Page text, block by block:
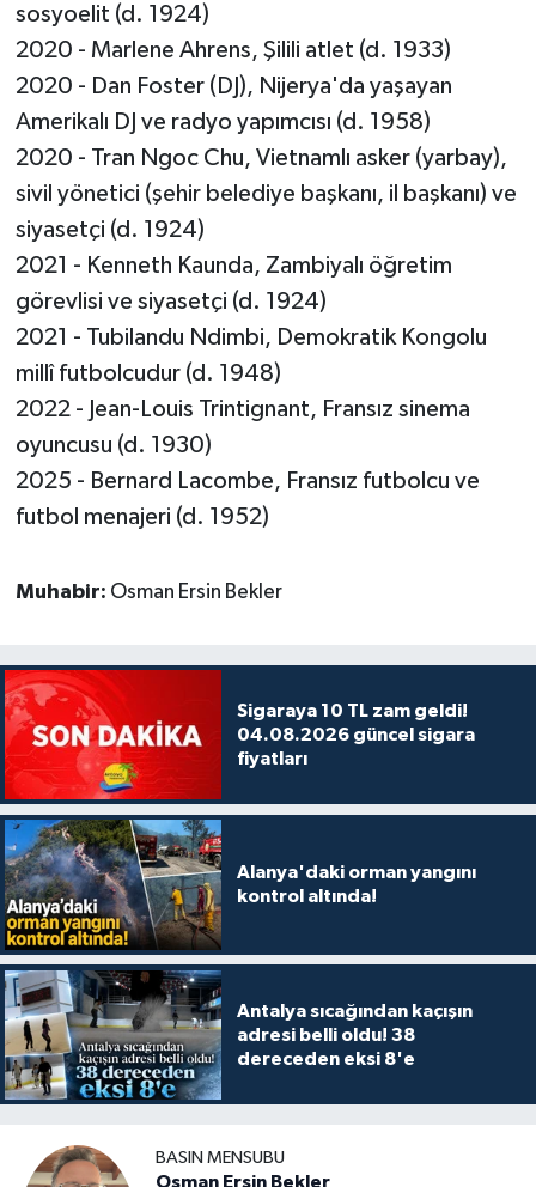
sosyoelit (d. 1924)
2020 - Marlene Ahrens, Şilili atlet (d. 1933)
2020 - Dan Foster (DJ), Nijerya'da yaşayan
Amerikalı DJ ve radyo yapımcısı (d. 1958)
2020 - Tran Ngoc Chu, Vietnamlı asker (yarbay),
sivil yönetici (şehir belediye başkanı, il başkanı) ve
siyasetçi (d. 1924)
2021 - Kenneth Kaunda, Zambiyalı öğretim
görevlisi ve siyasetçi (d. 1924)
2021 - Tubilandu Ndimbi, Demokratik Kongolu
millî futbolcudur (d. 1948)
2022 - Jean-Louis Trintignant, Fransız sinema
oyuncusu (d. 1930)
2025 - Bernard Lacombe, Fransız futbolcu ve
futbol menajeri (d. 1952)
Muhabir: Osman Ersin Bekler
Sigaraya 10 TL zam geldi!
04.08.2026 güncel sigara
fiyatları
Alanya'daki orman yangını
kontrol altında!
Antalya sıcağından kaçışın
adresi belli oldu! 38
dereceden eksi 8'e
BASIN MENSUBU
Osman Ersin Bekler